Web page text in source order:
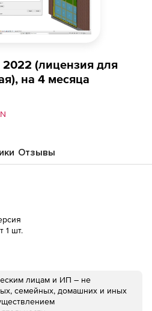
2022 (лицензия для
на 4 месяца
Отзывы
1 шт.
лицам и ИП – не
семейных, домашних и иных